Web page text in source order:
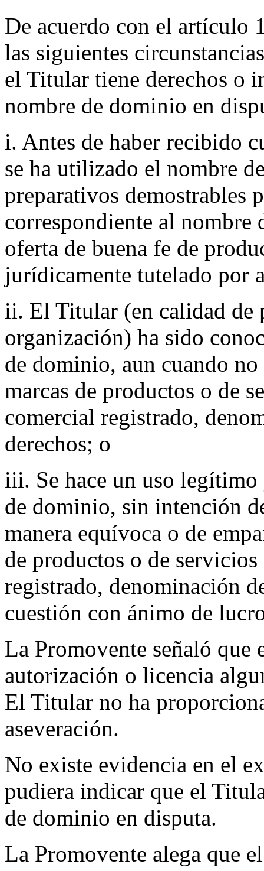
De acuerdo con el artículo
las siguientes
el Titular tiene derechos o
nombre de dominio en
i. Antes de haber recibido
se ha utilizado el nombre
preparativos demostrables
correspondiente al
oferta de buena fe de
jurídicamente tutelado por
ii. El Titular (en calidad de
organización) ha sido
de dominio, aun cuando
marcas de productos o de
comercial registrado,
derechos; o
iii. Se hace un uso
de dominio, sin intención
manera equívoca o de
de productos o de
registrado, denominación
cuestión con ánimo de
La Promovente señaló
autorización o licencia
El Titular no ha
aseveración.
No existe evidencia en el
pudiera indicar que el
de dominio en disputa.
La Promovente alega que